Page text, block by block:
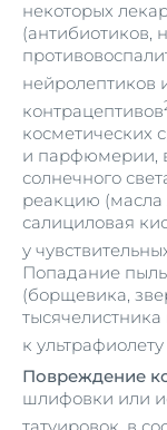
некоторых
(антибиотиков,
нейролептиков
контрацептивов
косметических
и парфюмерии,
солнечного
реакцию (масла
салициловая
у
Попадание
(борщевика,
тысячелистника
к
Повреждение
шлифовки или